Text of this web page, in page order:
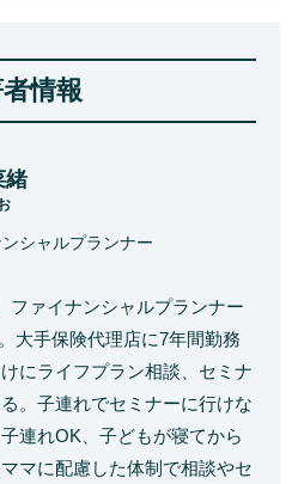
情報
緒
シャルプランナー
ファイナンシャルプランナー
大手保険代理店に7年間勤務
にライフプラン相談、セミナ
。子連れでセミナーに行けな
連れOK、子どもが寝てから
マに配慮した体制で相談やセ